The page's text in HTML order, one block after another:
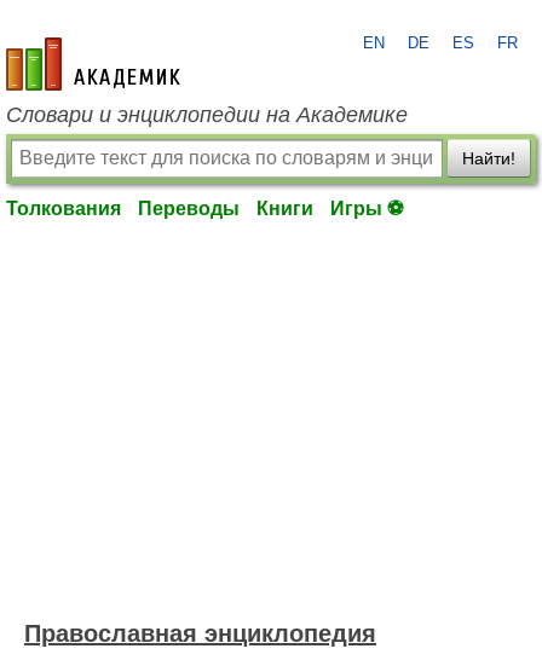
academic.ru
EN DE ES FR
Словари и энциклопедии на Академике
Найти!
Толкования Переводы Книги Игры ⚽
Православная энциклопедия